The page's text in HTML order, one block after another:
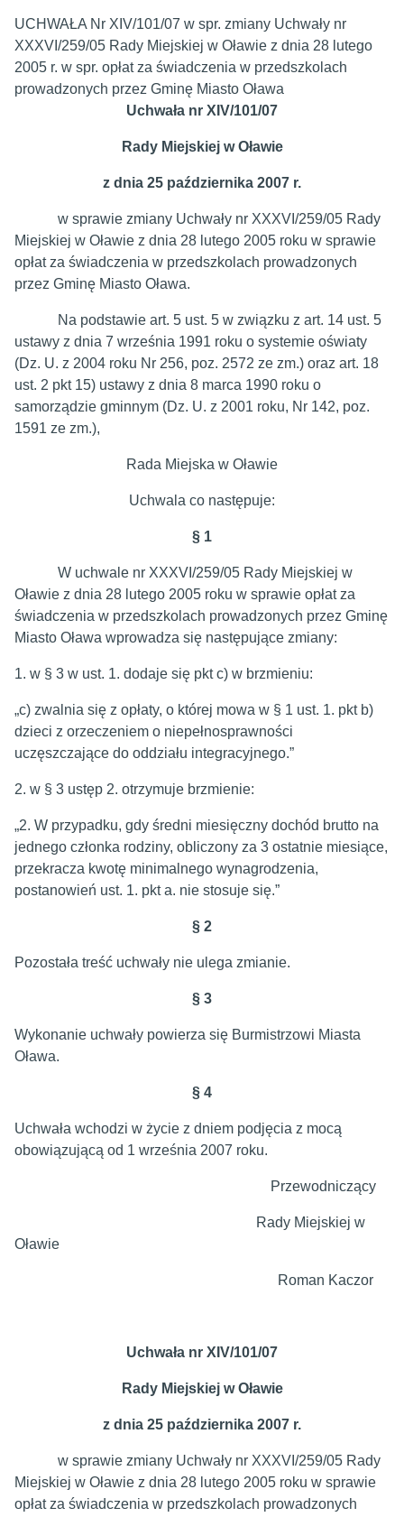
UCHWAŁA Nr XIV/101/07 w spr. zmiany Uchwały nr
XXXVI/259/05 Rady Miejskiej w Oławie z dnia 28 lutego
2005 r. w spr. opłat za świadczenia w przedszkolach
prowadzonych przez Gminę Miasto Oława
Uchwała nr XIV/101/07
Rady Miejskiej w Oławie
z dnia 25 października 2007 r.
w sprawie zmiany Uchwały nr XXXVI/259/05 Rady
Miejskiej w Oławie z dnia 28 lutego 2005 roku w sprawie
opłat za świadczenia w przedszkolach prowadzonych
przez Gminę Miasto Oława.
Na podstawie art. 5 ust. 5 w związku z art. 14 ust. 5
ustawy z dnia 7 września 1991 roku o systemie oświaty
(Dz. U. z 2004 roku Nr 256, poz. 2572 ze zm.) oraz art. 18
ust. 2 pkt 15) ustawy z dnia 8 marca 1990 roku o
samorządzie gminnym (Dz. U. z 2001 roku, Nr 142, poz.
1591 ze zm.),
Rada Miejska w Oławie
Uchwala co następuje:
§ 1
W uchwale nr XXXVI/259/05 Rady Miejskiej w
Oławie z dnia 28 lutego 2005 roku w sprawie opłat za
świadczenia w przedszkolach prowadzonych przez Gminę
Miasto Oława wprowadza się następujące zmiany:
1. w § 3 w ust. 1. dodaje się pkt c) w brzmieniu:
„c) zwalnia się z opłaty, o której mowa w § 1 ust. 1. pkt b)
dzieci z orzeczeniem o niepełnosprawności
uczęszczające do oddziału integracyjnego.”
2. w § 3 ustęp 2. otrzymuje brzmienie:
„2. W przypadku, gdy średni miesięczny dochód brutto na
jednego członka rodziny, obliczony za 3 ostatnie miesiące,
przekracza kwotę minimalnego wynagrodzenia,
postanowień ust. 1. pkt a. nie stosuje się.”
§ 2
Pozostała treść uchwały nie ulega zmianie.
§ 3
Wykonanie uchwały powierza się Burmistrzowi Miasta
Oława.
§ 4
Uchwała wchodzi w życie z dniem podjęcia z mocą
obowiązującą od 1 września 2007 roku.
Przewodniczący
Rady Miejskiej w
Oławie
Roman Kaczor
Uchwała nr XIV/101/07
Rady Miejskiej w Oławie
z dnia 25 października 2007 r.
w sprawie zmiany Uchwały nr XXXVI/259/05 Rady
Miejskiej w Oławie z dnia 28 lutego 2005 roku w sprawie
opłat za świadczenia w przedszkolach prowadzonych